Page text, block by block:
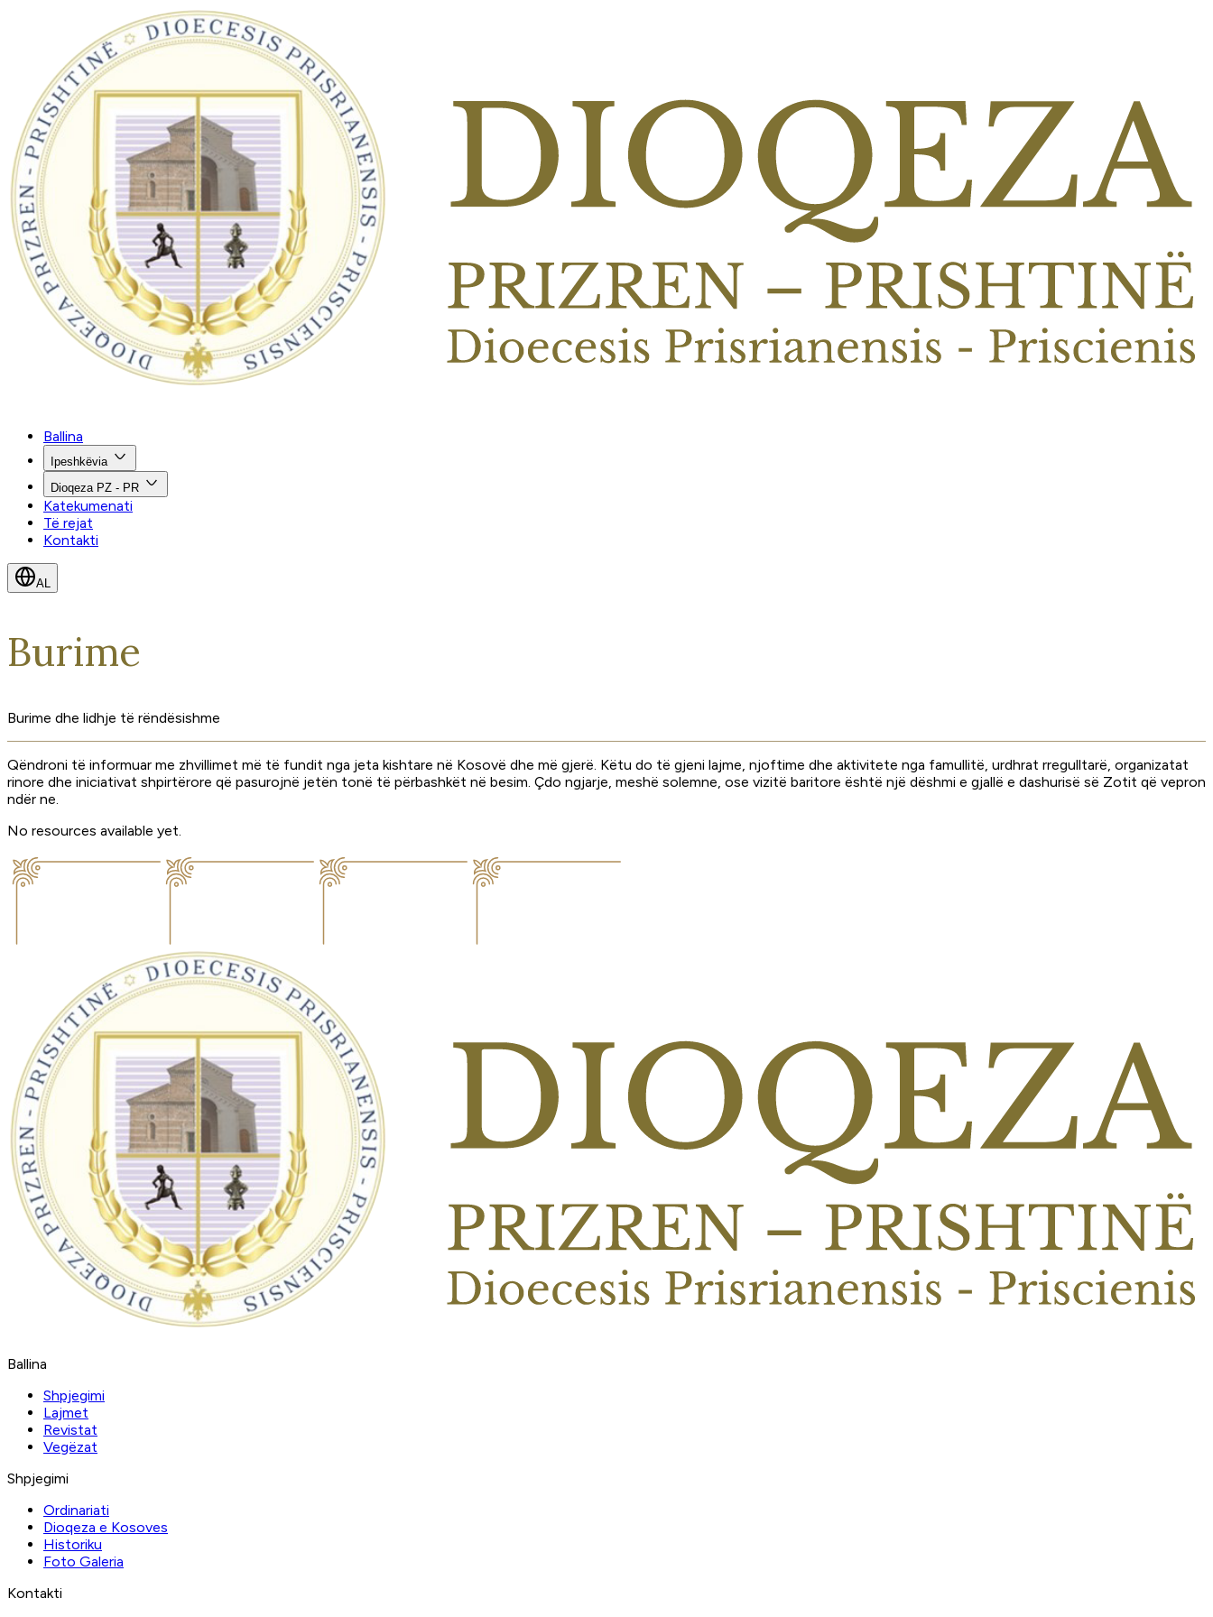
Ballina
Ipeshkëvia
Dioqeza PZ - PR
Katekumenati
Të rejat
Kontakti
AL
Burime
Burime dhe lidhje të rëndësishme
Qëndroni të informuar me zhvillimet më të fundit nga jeta kishtare në Kosovë dhe më gjerë. Këtu do të gjeni lajme, njoftime dhe aktivitete nga famullitë, urdhrat rregulltarë, organizatat
rinore dhe iniciativat shpirtërore që pasurojnë jetën tonë të përbashkët në besim. Çdo ngjarje, meshë solemne, ose vizitë baritore është një dëshmi e gjallë e dashurisë së Zotit që vepron
ndër ne.
No resources available yet.
Ballina
Shpjegimi
Lajmet
Revistat
Vegëzat
Shpjegimi
Ordinariati
Dioqeza e Kosoves
Historiku
Foto Galeria
Kontakti